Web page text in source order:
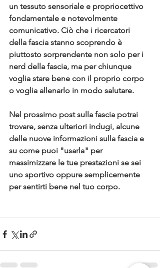
un tessuto sensoriale e propriocettivo
fondamentale e notevolmente
comunicativo. Ciò che i ricercatori
della fascia stanno scoprendo è
piuttosto sorprendente non solo per i
nerd della fascia, ma per chiunque
voglia stare bene con il proprio corpo
o voglia allenarlo in modo salutare.
Nel prossimo post sulla fascia potrai
trovare, senza ulteriori indugi, alcune
delle nuove informazioni sulla fascia e
su come puoi "usarla" per
massimizzare le tue prestazioni se sei
uno sportivo oppure semplicemente
per sentirti bene nel tuo corpo.